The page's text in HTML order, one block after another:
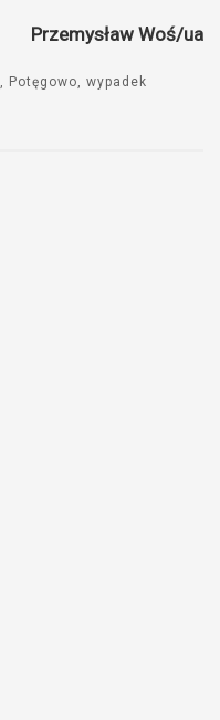
Przemysław Woś/ua
Potęgowo wypadek